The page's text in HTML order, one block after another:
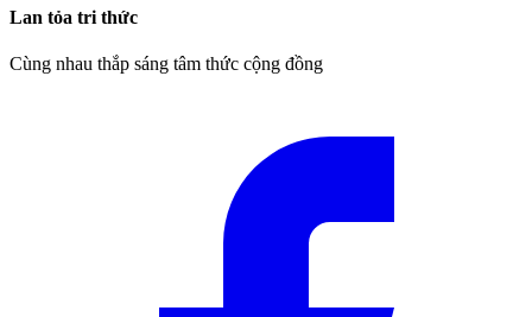
Lan tỏa tri thức
Cùng nhau thắp sáng tâm thức cộng đồng